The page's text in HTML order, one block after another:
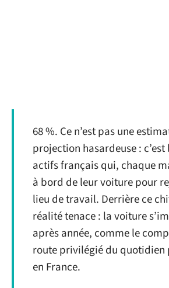
68 %. Ce n’est pas une
projection hasardeuse :
actifs français qui, chaque
à bord de leur voiture pour
lieu de travail. Derrière ce
réalité tenace : la voiture
après année, comme le
route privilégié du quotidien
en France.